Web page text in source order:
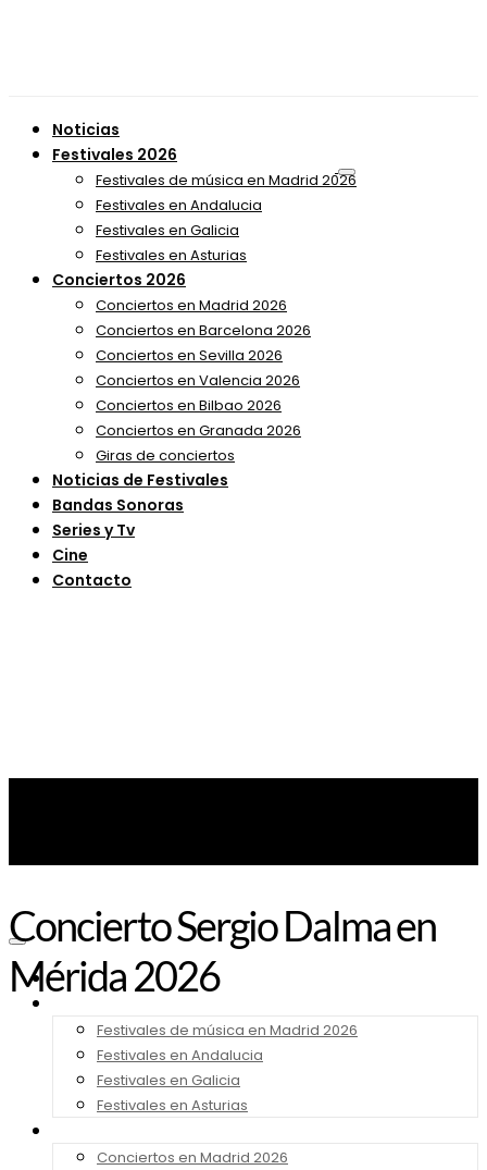
Noticias
Festivales 2026
Festivales de música en Madrid 2026
Festivales en Andalucia
Festivales en Galicia
Festivales en Asturias
Conciertos 2026
Conciertos en Madrid 2026
Conciertos en Barcelona 2026
Conciertos en Sevilla 2026
Conciertos en Valencia 2026
Conciertos en Bilbao 2026
Conciertos en Granada 2026
Giras de conciertos
Noticias de Festivales
Bandas Sonoras
Series y Tv
Cine
Contacto
Noticias
Festivales de música en Madrid 2026
Festivales en Andalucia
Festivales en Galicia
Festivales en Asturias
Conciertos en Madrid 2026
Concierto Sergio Dalma en
Mérida 2026